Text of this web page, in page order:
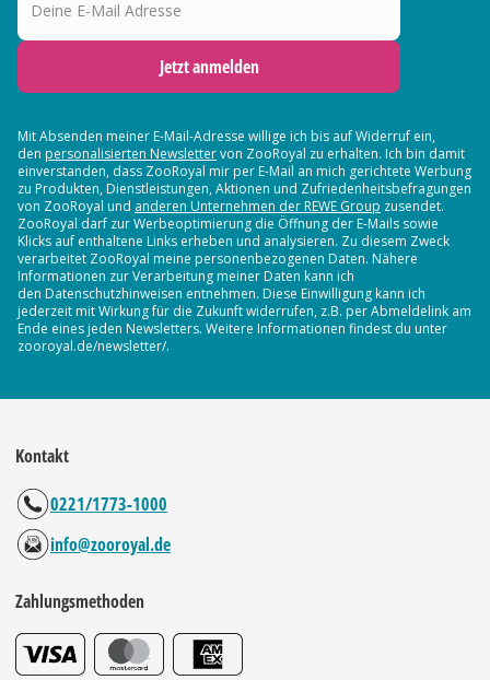
Jetzt anmelden
Mit Absenden meiner E-Mail-Adresse willige ich bis auf Widerruf ein,
den personalisierten Newslettervon ZooRoyal zu erhalten. Ich bin damit
einverstanden, dass ZooRoyal mir per E-Mail an mich gerichtete Werbung
zu Produkten, Dienstleistungen, Aktionen und Zufriedenheitsbefragungen
von ZooRoyal und anderen Unternehmen der REWE Group zusendet.
ZooRoyal darf zur Werbeoptimierung die Öffnung der E-Mails sowie
Klicks auf enthaltene Links erheben und analysieren. Zu diesem Zweck
verarbeitet ZooRoyal meine personenbezogenen Daten. Nähere
Informationen zur Verarbeitung meiner Daten kann ich
den Datenschutzhinweisen entnehmen. Diese Einwilligung kann ich
jederzeit mit Wirkung für die Zukunft widerrufen, z.B. per Abmeldelink am
Ende eines jeden Newsletters. Weitere Informationen findest du unter
zooroyal.de/newsletter/.
Kontakt
0221/1773-1000
info@zooroyal.de
Zahlungsmethoden